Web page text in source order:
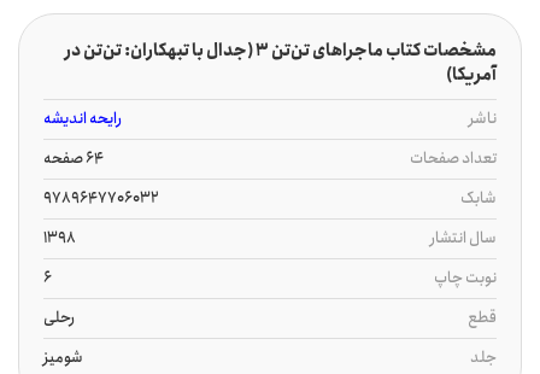
مشخصات کتاب ماجراهای تن‌تن 3 (جدال با تبهکاران: تن‌تن در
آمریکا)
ناشر
رایحه اندیشه
تعداد صفحات
64 صفحه
شابک
9789647706032
سال انتشار
1398
نوبت چاپ
6
قطع
رحلی
جلد
شومیز